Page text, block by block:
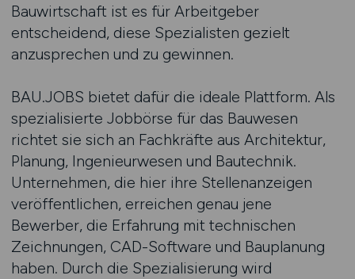
Bauwirtschaft ist es für Arbeitgeber
entscheidend, diese Spezialisten gezielt
anzusprechen und zu gewinnen.
BAU.JOBS bietet dafür die ideale Plattform. Als
spezialisierte Jobbörse für das Bauwesen
richtet sie sich an Fachkräfte aus Architektur,
Planung, Ingenieurwesen und Bautechnik.
Unternehmen, die hier ihre Stellenanzeigen
veröffentlichen, erreichen genau jene
Bewerber, die Erfahrung mit technischen
Zeichnungen, CAD-Software und Bauplanung
haben. Durch die Spezialisierung wird